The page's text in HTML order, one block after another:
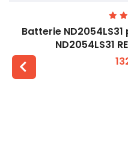
Batterie
ND2054LS31